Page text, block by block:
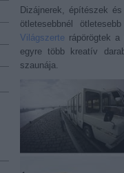
Dizájnerek, építészek
ötletesebbnél
Világszerte rápörögtek
egyre több kreatív
szaunája.